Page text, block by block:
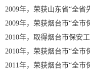
2009年，荣获山东省“全省
2009年，荣获烟台市“全市
2010年，取得烟台市保安
2010年，荣获烟台市“全市
2011年，荣获烟台市“全市